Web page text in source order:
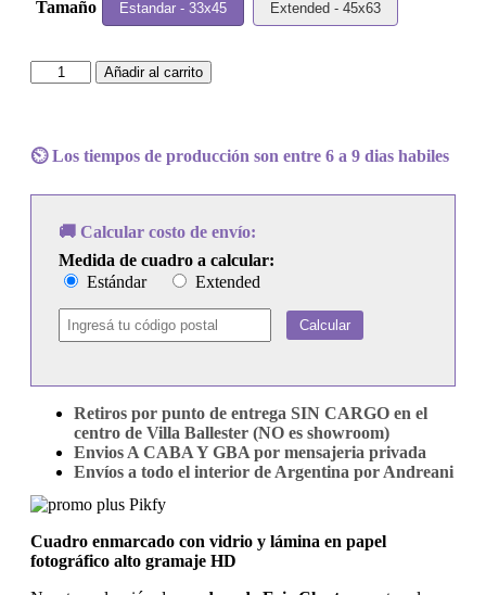
Tamaño Estandar - 33x45 Extended - 45x63
Cuadro
Eric
Me
and
cantidad
Añadir al carrito
⏲️ Los tiempos de producción son entre 6 a 9 dias habiles
🚚 Calcular costo de envío:
Medida de cuadro a calcular:
Estándar
Extended
Calcular
Retiros por punto de entrega SIN CARGO en el
centro de Villa Ballester (NO es showroom)
Envios A CABA Y GBA por mensajeria privada
Envíos a todo el interior de Argentina por Andreani
Cuadro enmarcado con vidrio y lámina en papel
fotográfico alto gramaje HD